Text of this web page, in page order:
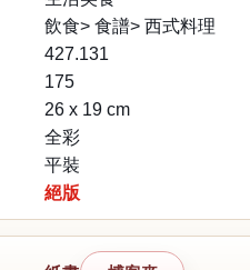
飲食> 食譜> 西式料理
427.131
175
26 x 19 cm
全彩
平裝
絕版